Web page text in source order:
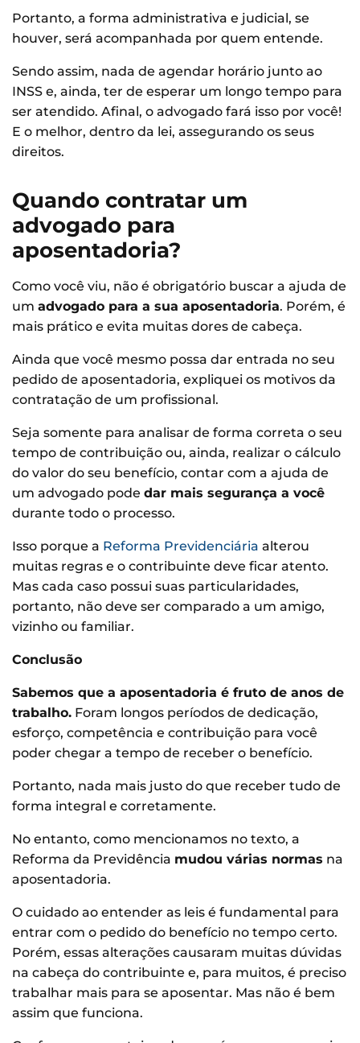
Portanto, a forma administrativa e judicial, se
houver, será acompanhada por quem entende.
Sendo assim, nada de agendar horário junto ao
INSS e, ainda, ter de esperar um longo tempo para
ser atendido. Afinal, o advogado fará isso por você!
E o melhor, dentro da lei, assegurando os seus
direitos.
Quando contratar um
advogado para
aposentadoria?
Como você viu, não é obrigatório buscar a ajuda de
um advogado para a sua aposentadoria. Porém, é
mais prático e evita muitas dores de cabeça.
Ainda que você mesmo possa dar entrada no seu
pedido de aposentadoria, expliquei os motivos da
contratação de um profissional.
Seja somente para analisar de forma correta o seu
tempo de contribuição ou, ainda, realizar o cálculo
do valor do seu benefício, contar com a ajuda de
um advogado pode dar mais segurança a você
durante todo o processo.
Isso porque a Reforma Previdenciária alterou
muitas regras e o contribuinte deve ficar atento.
Mas cada caso possui suas particularidades,
portanto, não deve ser comparado a um amigo,
vizinho ou familiar.
Conclusão
Sabemos que a aposentadoria é fruto de anos de
trabalho. Foram longos períodos de dedicação,
esforço, competência e contribuição para você
poder chegar a tempo de receber o benefício.
Portanto, nada mais justo do que receber tudo de
forma integral e corretamente.
No entanto, como mencionamos no texto, a
Reforma da Previdência mudou várias normas na
aposentadoria.
O cuidado ao entender as leis é fundamental para
entrar com o pedido do benefício no tempo certo.
Porém, essas alterações causaram muitas dúvidas
na cabeça do contribuinte e, para muitos, é preciso
trabalhar mais para se aposentar. Mas não é bem
assim que funciona.